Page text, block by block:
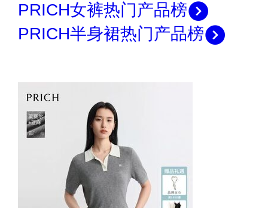
PRICH女裤热门产品榜
PRICH半身裙热门产品榜